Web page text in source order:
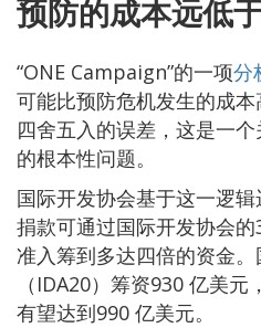
预防的成本远低
“ONE Campaign”的一项分
可能比预防危机发生的成
四舍五入的误差，这是一
的根本性问题。
国际开发协会基于这一逻
捐款可通过国际开发协会
准入筹到多达四倍的资金
（IDA20）筹资930 亿美元
有望达到990 亿美元。